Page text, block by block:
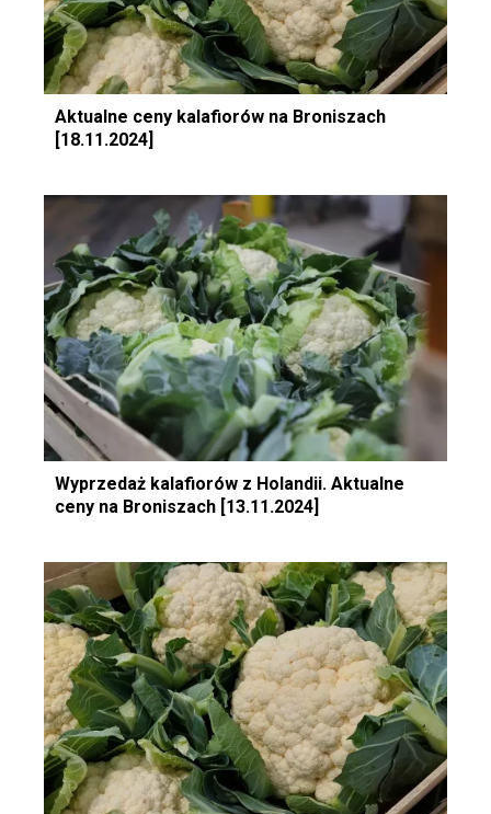
Aktualne ceny kalafiorów na Broniszach
[18.11.2024]
Wyprzedaż kalafiorów z Holandii. Aktualne
ceny na Broniszach [13.11.2024]